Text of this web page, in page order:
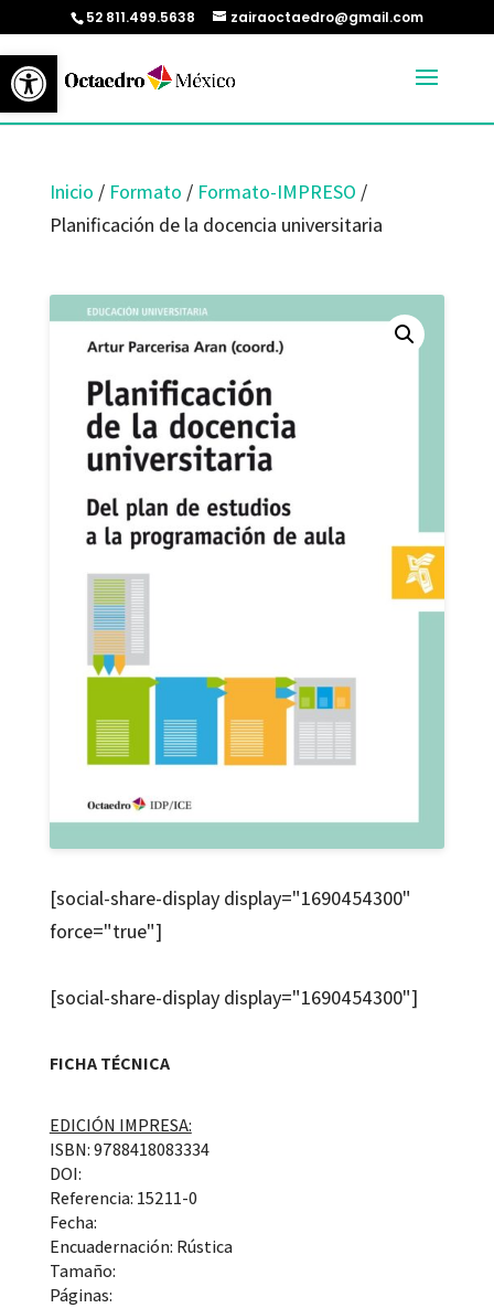
Abrir barra de herramientas
52 811.499.5638 zairaoctaedro@gmail.com
Inicio / Formato / Formato-IMPRESO /
Planificación de la docencia universitaria
[social-share-display display="1690454300"
force="true"]
[social-share-display display="1690454300"]
FICHA TÉCNICA
EDICIÓN IMPRESA:
ISBN: 9788418083334
DOI:
Referencia: 15211-0
Fecha:
Encuadernación: Rústica
Tamaño:
Páginas: